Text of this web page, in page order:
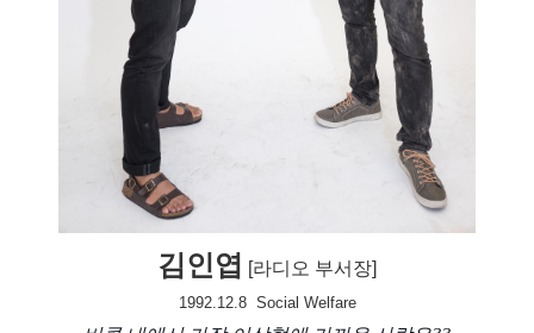
김인엽 [라디오 부서장]
1992.12.8 Social Welfare